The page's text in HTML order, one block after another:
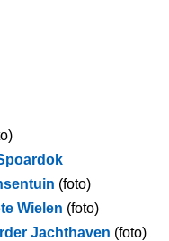
(foto)
Wielen (foto)
Jachthaven (foto)